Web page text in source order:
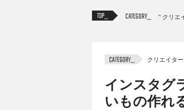
CATEGORY クリエ
TITLE
クリエイター
インスタグ
いもの作れ